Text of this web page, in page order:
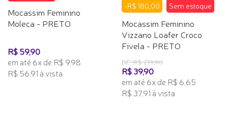
Mocassim Feminino
Moleca - PRETO
R$ 59,90
em até 6x de R$ 9,98
R$ 56,91 à vista
-R$ 180,00 Sem estoque
Mocassim Feminino
Vizzano Loafer Croco
Fivela - PRETO
DE: R$ 219,90
R$ 39,90
em até 6x de R$ 6,65
R$ 37,91 à vista